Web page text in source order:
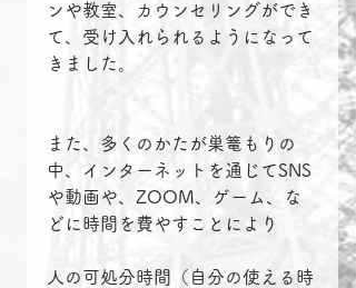
ンや教室、カウンセリングができ
て、受け入れられるようになって
きました。
また、多くのかたが巣篭もりの
中、インターネットを通じてSNS
や動画や、ZOOM、ゲーム、な
どに時間を費やすことにより
人の可処分時間（自分の使える時